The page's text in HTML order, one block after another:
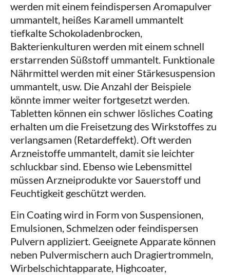
werden mit einem feindispersen Aromapulver
ummantelt, heißes Karamell ummantelt
tiefkalte Schokoladenbrocken,
Bakterienkulturen werden mit einem schnell
erstarrenden Süßstoff ummantelt. Funktionale
Nährmittel werden mit einer Stärkesuspension
ummantelt, usw. Die Anzahl der Beispiele
könnte immer weiter fortgesetzt werden.
Tabletten können ein schwer lösliches Coating
erhalten um die Freisetzung des Wirkstoffes zu
verlangsamen (Retardeffekt). Oft werden
Arzneistoffe ummantelt, damit sie leichter
schluckbar sind. Ebenso wie Lebensmittel
müssen Arzneiprodukte vor Sauerstoff und
Feuchtigkeit geschützt werden.
Ein Coating wird in Form von Suspensionen,
Emulsionen, Schmelzen oder feindispersen
Pulvern appliziert. Geeignete Apparate können
neben Pulvermischern auch Dragiertrommeln,
Wirbelschichtapparate, Highcoater,